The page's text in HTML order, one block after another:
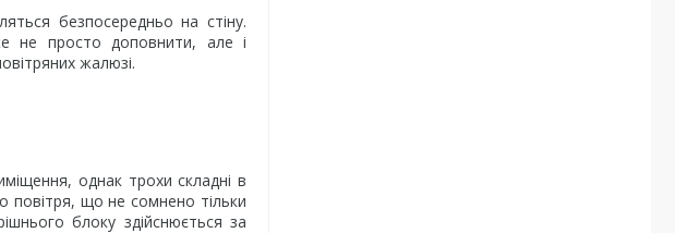
безпосередньо на стіну.
не просто доповнити, але і
жалюзі.
однак трохи складні в
повітря, що не сомнено тільки
блоку здійснюється за